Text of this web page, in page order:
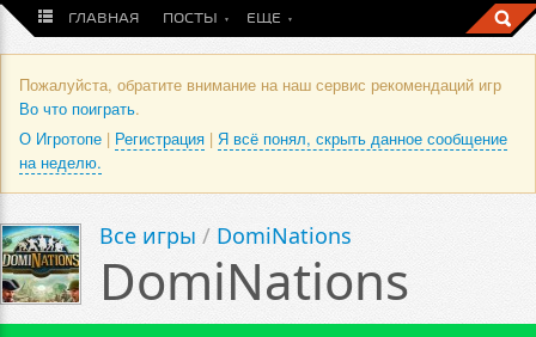
ГЛАВНАЯ ПОСТЫ ЕЩЕ
Пожалуйста, обратите внимание на наш сервис рекомендаций игр
Во что поиграть.
О Игротопе | Регистрация | Я всё понял, скрыть данное сообщение
на неделю.
Все игры / DomiNations
DomiNations